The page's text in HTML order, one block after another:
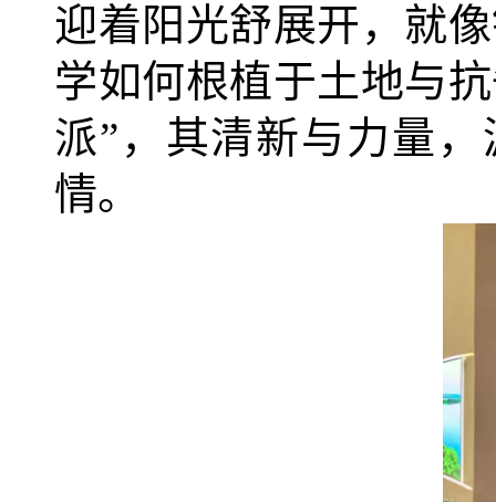
迎着阳光舒展开，就
学如何根植于土地与
派”，其清新与力量
情。